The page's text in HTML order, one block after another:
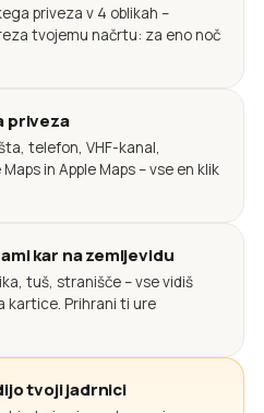
priveza v 4 oblikah –
tvojemu načrtu: za eno noč
priveza
telefon, VHF-kanal,
in Apple Maps – vse en klik
kar na zemljevidu
tuš, stranišče – vse vidiš
kartice. Prihrani ti ure
tvoji jadrnici